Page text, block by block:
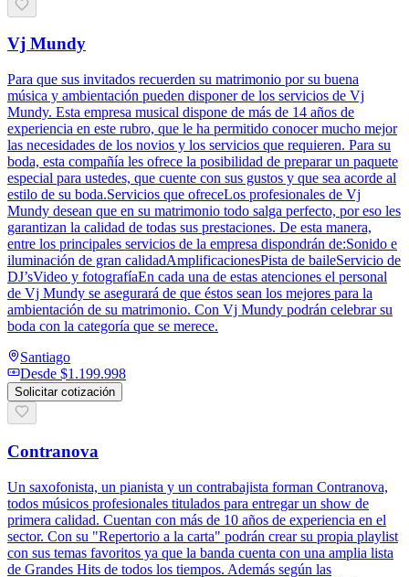
Vj Mundy
Para que sus invitados recuerden su matrimonio por su buena
música y ambientación pueden disponer de los servicios de Vj
Mundy. Esta empresa musical dispone de más de 14 años de
experiencia en este rubro, que le ha permitido conocer mucho mejor
las necesidades de los novios y los servicios que requieren. Para su
boda, esta compañía les ofrece la posibilidad de preparar un paquete
especial para ustedes, que cuente con sus gustos y que sea acorde al
estilo de su boda.Servicios que ofreceLos profesionales de Vj
Mundy desean que en su matrimonio todo salga perfecto, por eso les
garantizan la calidad de todas sus prestaciones. De esta manera,
entre los principales servicios de la empresa dispondrán de:Sonido e
iluminación de gran calidadAmplificacionesPista de baileServicio de
DJ’sVideo y fotografíaEn cada una de estas atenciones el personal
de Vj Mundy se asegurará de que éstos sean los mejores para la
ambientación de su matrimonio. Con Vj Mundy podrán celebrar su
boda con la categoría que se merece.
Santiago
Desde $1.199.998
Solicitar cotización
Contranova
Un saxofonista, un pianista y un contrabajista forman Contranova,
todos músicos profesionales titulados para entregar un show de
primera calidad. Cuentan con más de 10 años de experiencia en el
sector. Con su "Repertorio a la carta" podrán crear su propia playlist
con sus temas favoritos ya que la banda cuenta con una amplia lista
de Grandes Hits de todos los tiempos. Además según las